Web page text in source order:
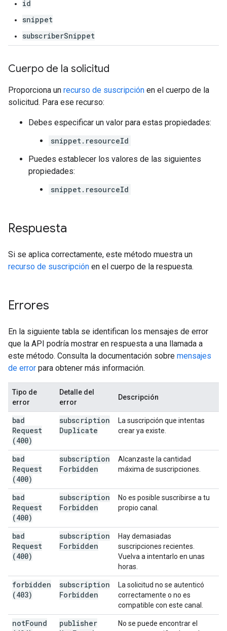
id
snippet
subscriberSnippet
Cuerpo de la solicitud
Proporciona un recurso de suscripción en el cuerpo de la
solicitud. Para ese recurso:
Debes especificar un valor para estas propiedades:
snippet.resourceId
Puedes establecer los valores de las siguientes
propiedades:
snippet.resourceId
Respuesta
Si se aplica correctamente, este método muestra un
recurso de suscripción en el cuerpo de la respuesta.
Errores
En la siguiente tabla se identifican los mensajes de error
que la API podría mostrar en respuesta a una llamada a
este método. Consulta la documentación sobre mensajes
de error para obtener más información.
Tipo de
error
Detalle del
error
Descripción
bad
Request
(400)
subscription
Duplicate
La suscripción que intentas
crear ya existe.
bad
Request
(400)
subscription
Forbidden
Alcanzaste la cantidad
máxima de suscripciones.
bad
Request
(400)
subscription
Forbidden
No es posible suscribirse a tu
propio canal.
bad
Request
(400)
subscription
Forbidden
Hay demasiadas
suscripciones recientes.
Vuelva a intentarlo en unas
horas.
forbidden
(403)
subscription
Forbidden
La solicitud no se autenticó
correctamente o no es
compatible con este canal.
notFound
publisher
No se puede encontrar el